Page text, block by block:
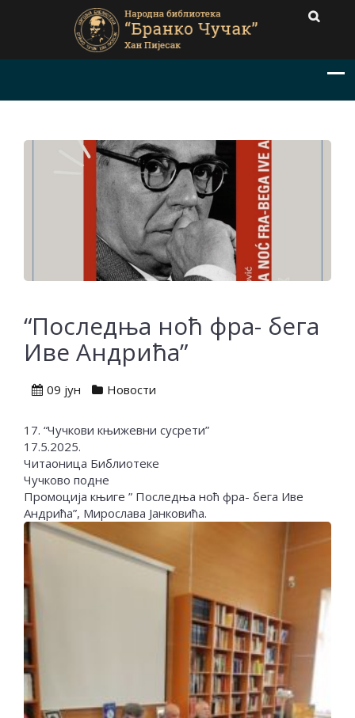
“Последња ноћ фра- бега
Иве Андрића”
09 јун Новости
17. “Чучкови књижевни сусрети”
17.5.2025.
Читаоница Библиотеке
Чучково подне
Промоција књиге ” Последња ноћ фра- бега Иве
Андрића”, Мирослава Јанковића.